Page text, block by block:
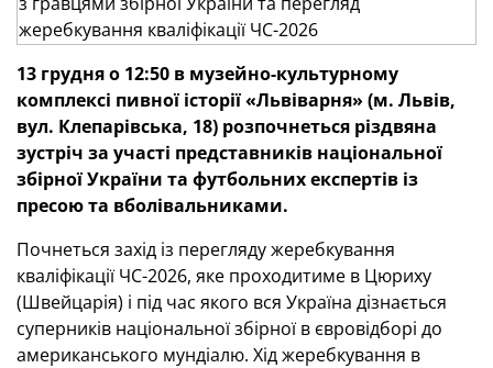
13 грудня о 12:50 в музейно-культурному
комплексі пивної історії «Львіварня» (м. Львів,
вул. Клепарівська, 18) розпочнеться різдвяна
зустріч за участі представників національної
збірної України та футбольних експертів із
пресою та вболівальниками.
Почнеться захід із перегляду жеребкування
кваліфікації ЧС-2026, яке проходитиме в Цюриху
(Швейцарія) і під час якого вся Україна дізнається
суперників національної збірної в євровідборі до
американського мундіалю. Хід жеребкування в